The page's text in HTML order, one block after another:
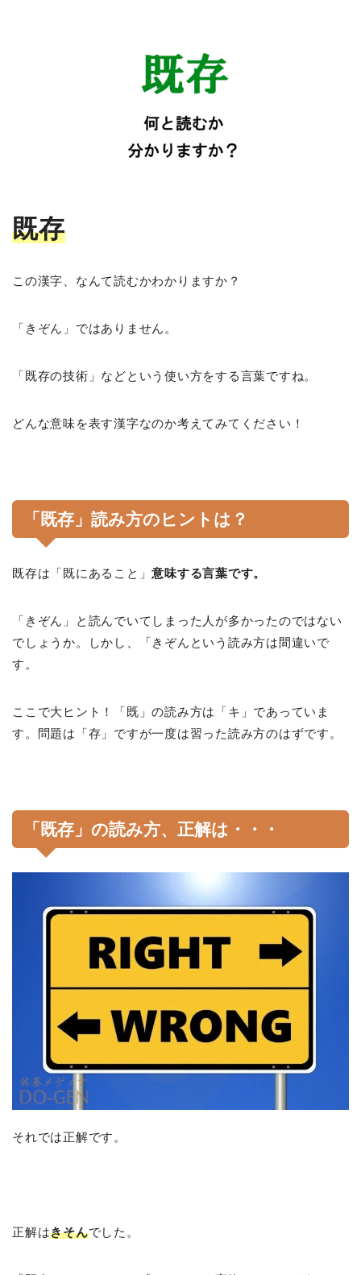
既存
この漢字、なんて読むかわかりますか？
「きぞん」ではありません。
「既存の技術」などという使い方をする言葉ですね。
どんな意味を表す漢字なのか考えてみてください！
「既存」読み方のヒントは？
既存は「既にあること」意味する言葉です。
「きぞん」と読んでいてしまった人が多かったのではない
でしょうか。しかし、「きぞんという読み方は間違いで
す。
ここで大ヒント！「既」の読み方は「キ」であっていま
す。問題は「存」ですが一度は習った読み方のはずです。
「既存」の読み方、正解は・・・
それでは正解です。
正解はきそんでした。